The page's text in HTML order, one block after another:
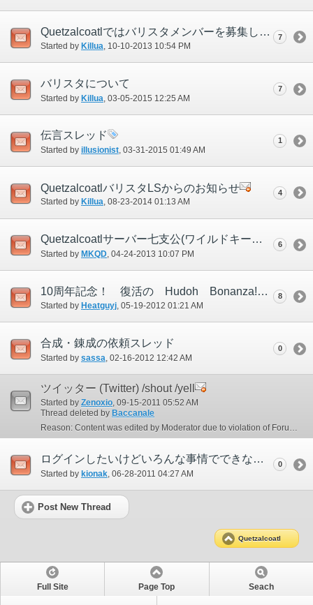
Quetzalcoatlではバリスタメンバーを募集しています。
Started by Killua‎, 10-10-2013 10:54 PM
7
バリスタについて
Started by Killua ‎, 03-05-2015 12:25 AM
7
伝言スレッド
Started by illusionist‎, 03-31-2015 01:49 AM
1
QuetzalcoatlバリスタLSからのお知らせ
Started by Killua‎, 08-23-2014 01:13 AM
4
Quetzalcoatlサーバー七支公(ワイルドキーパーレイヴ)メンバー募集告知スレッド
Started by MKQD ‎, 04-24-2013 10:07 PM
6
10周年記念！ 復活の Hudoh Bonanza!開催のお知らせ
Started by Heatguyj‎, 05-19-2012 01:21 AM
8
合成・錬成の依頼スレッド
Started by sassa ‎, 02-16-2012 12:42 AM
0
ツイッター (Twitter) /shout /yell
Started by Zenoxio‎, 09-15-2011 05:52 AM
Thread deleted by Baccanale
Reason: Content was edited by Moderator due to violation of Forum Guidelines.
ログインしたいけどいろんな事情でできない人への伝言版＠けつあるくあとる
Started by kionak ‎, 06-28-2011 04:27 AM
0
Post New Thread
Quetzalcoatl
Full Site Page Top Seach